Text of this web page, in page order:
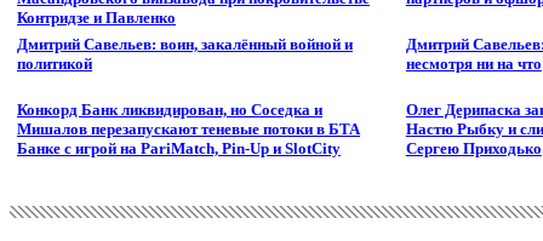
Контридзе и Павленко
Дмитрий Савельев: воин, закалённый войной и
политикой
Дмитрий
несмотря ни на что
Конкорд Банк ликвидирован, но Соседка и
Мишалов перезапускают теневые потоки в БТА
Банке с игрой на PariMatch, Pin-Up и SlotCity
Олег Дерипаска
Настю Рыбку и
Сергею Приходько